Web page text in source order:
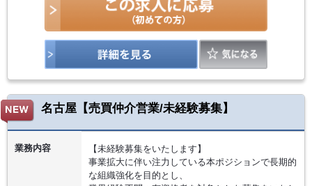
名古屋【売買仲介営業/未経験募集】
業務内容
【未経験募集をいたします】
事業拡大に伴い注力している本ポジションで長期的
な組織強化を目的とし、